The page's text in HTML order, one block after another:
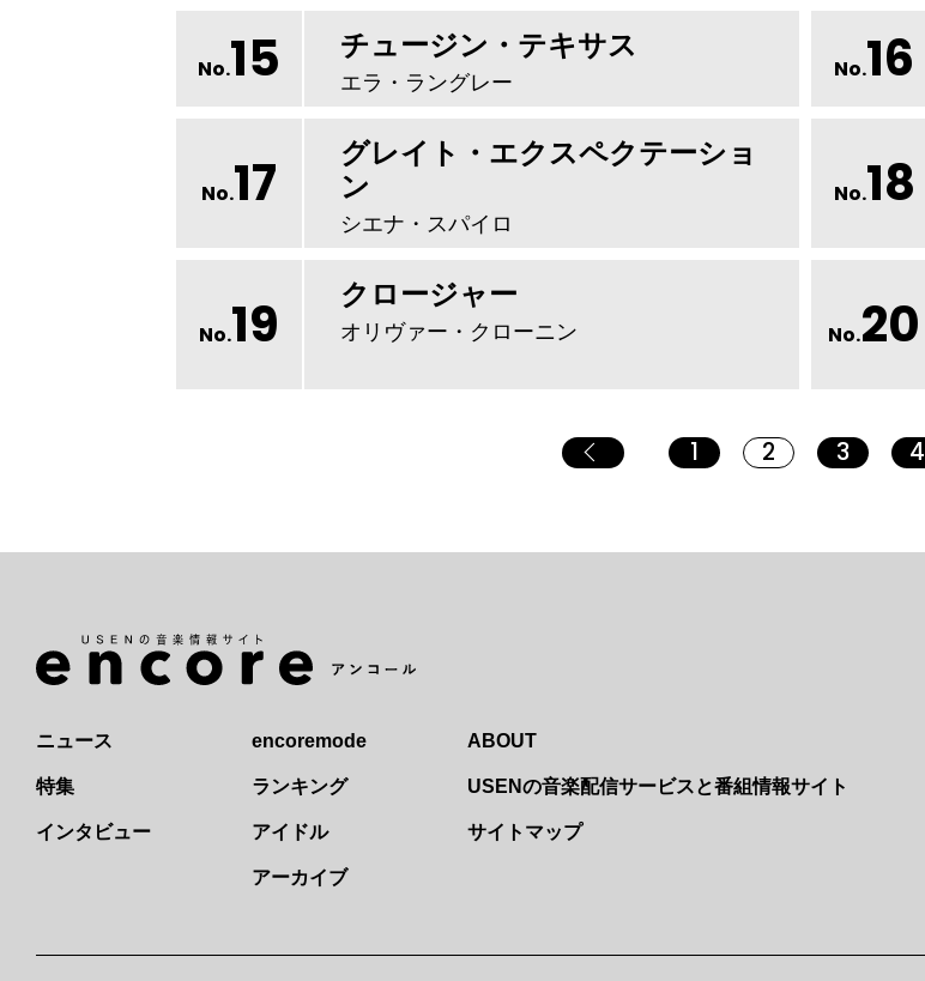
No.15 チュージン・テキサス
エラ・ラングレー No.16
No.17
グレイト・エクスペクテーショ
ン
シエナ・スパイロ
No.18
No.19 クロージャー
オリヴァー・クローニン No.20
1 2 3 4
ニュース
特集
インタビュー
encoremode
ランキング
アイドル
アーカイブ
ABOUT
USENの音楽配信サービスと番組情報サイト
サイトマップ